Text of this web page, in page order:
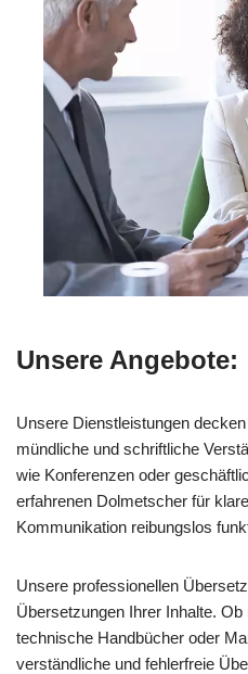
Unsere Angebote:
Unsere Dienstleistungen
mündliche und schriftliche
wie Konferenzen oder
erfahrenen Dolmetscher für
Kommunikation reibungslos
Unsere professionellen
Übersetzungen Ihrer Inhalte.
technische Handbücher oder
verständliche und fehlerfreie